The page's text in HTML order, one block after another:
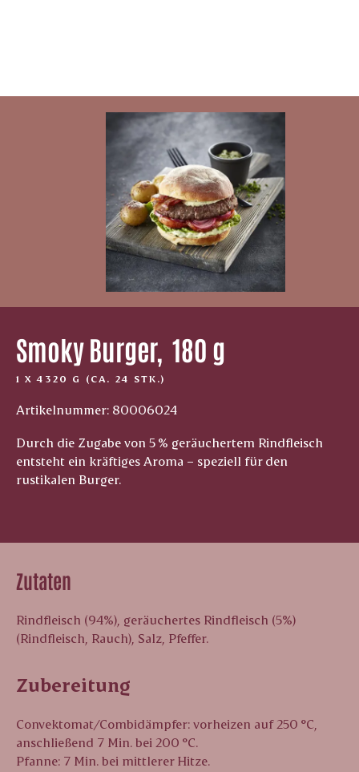
Smoky Burger, ­ 180 g
1 X 4320 G (CA. 24 STK.)
Artikelnummer: 80006024
Durch die Zugabe von 5 % geräuchertem Rindfleisch
entsteht ein kräftiges Aroma – speziell für den
rustikalen Burger.
Zutaten
Rindfleisch (94%), geräuchertes Rindfleisch (5%)
(Rindfleisch, Rauch), Salz, Pfeffer.
Zubereitung
Convektomat/Combidämpfer: vorheizen auf 250 °C,
anschließend 7 Min. bei 200 °C.
Pfanne: 7 Min. bei mittlerer Hitze.